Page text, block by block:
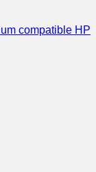
compatible HP